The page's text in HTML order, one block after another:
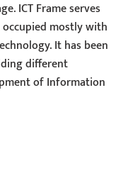
ICT Frame serves
mostly with
It has been
different
of Information